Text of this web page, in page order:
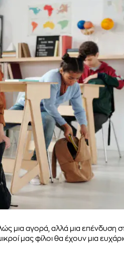
μια αγορά, αλλά μια επένδυση
μας φίλοι θα έχουν μια